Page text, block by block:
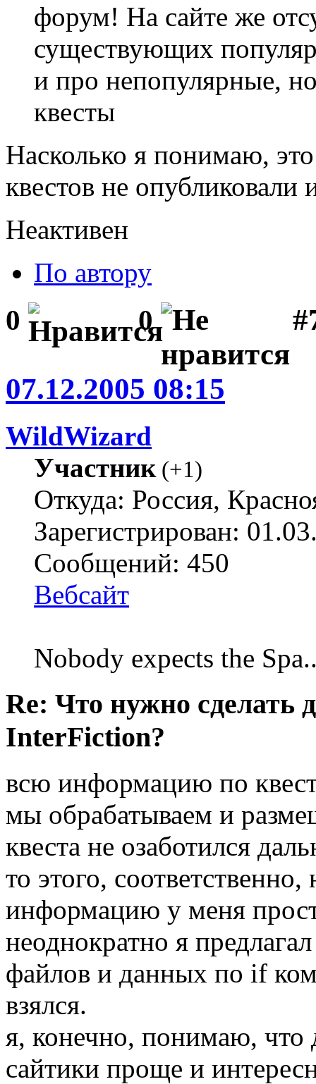
форум! На сайте же
существующих
и про непопулярные,
квесты
Насколько я понимаю,
квестов не опубликовали
Неактивен
По автору
0 0
07.12.2005 08:15
WildWizard
Участник(+1)
Откуда: Россия,
Зарегистрирован:
Сообщений: 450
Вебсайт
Nobody expects the
Re: Что нужно сделать
InterFiction?
всю информацию по
мы обрабатываем и
квеста не озаботился
то этого,
информацию у меня
неоднократно я
файлов и данных по if
взялся.
я, конечно, понимаю, что
сайтики проще и